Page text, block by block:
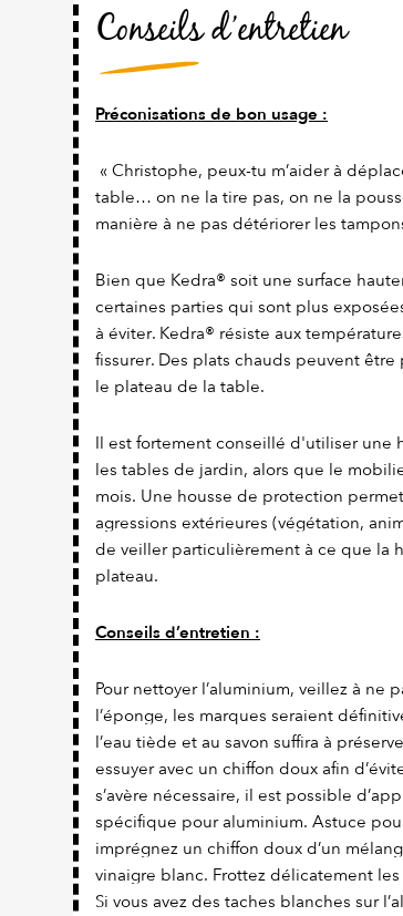
Conseils d’entretien
Préconisations de bon usage :
« Christophe, peux-tu m’aider à
table… on ne la tire pas, on ne la
manière à ne pas détériorer les
Bien que Kedra® soit une surface
certaines parties qui sont plus
à éviter. Kedra® résiste aux
fissurer. Des plats chauds peuvent
le plateau de la table.
Il est fortement conseillé d'utiliser
les tables de jardin, alors que le
mois. Une housse de protection
agressions extérieures (végétation,
de veiller particulièrement à ce que la
plateau.
Conseils d’entretien :
Pour nettoyer l’aluminium, veillez à ne
l’éponge, les marques seraient
l’eau tiède et au savon suffira à
essuyer avec un chiffon doux afin
s’avère nécessaire, il est possible
spécifique pour aluminium. Astuce
imprégnez un chiffon doux d’un
vinaigre blanc. Frottez délicatement
Si vous avez des taches blanches sur